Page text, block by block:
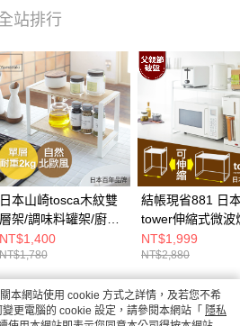
站排行
日本山崎tosca木紋雙
層架/調味料罐架/廚房
瓶罐收納架/置物架/廚
收納
NT$1,400
結帳現省881 日
tower伸縮式微波
(白)/廚房電器架/
微波爐架/家電層
房置物架
NT$1,999
NT$2,880
本網站使用 cookie 方式之詳情，及若您不希
更電腦的 cookie 設定，請參閱本網站「 隱私